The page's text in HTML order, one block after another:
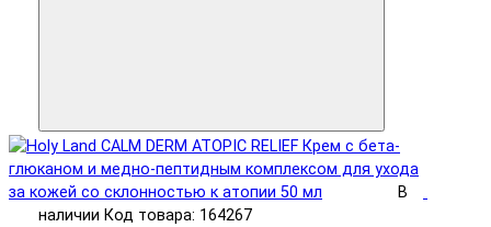
В
наличии Код товара: 164267